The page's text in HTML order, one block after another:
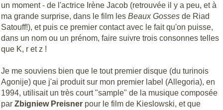
un moment - de l'actrice Irène Jacob (retrouvée il y a peu, et à
ma grande surprise, dans le film les Beaux Gosses de Riad
Satouff!), et puis ce premier contact avec le fait qu'on puisse,
dans un nom ou un prénom, faire suivre trois consonnes telles
que K, r et z !
Je me souviens bien que le tout premier disque (du turinois
Agonije) que j'ai produit sur mon premier label (Allegoria), en
1994, utilisait un très court "sample" de la musique composée
par Zbigniew Preisner pour le film de Kieslowski, et que